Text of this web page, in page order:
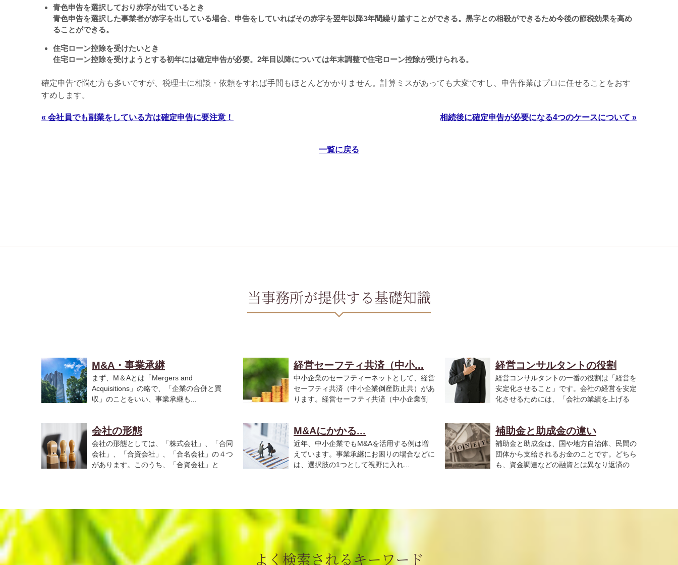
青色申告を選択しており赤字が出ているとき
青色申告を選択した事業者が赤字を出している場合、申告をしていればその赤字を翌年以降3年間繰り越すことができる。黒字との相殺ができるため今後の節税効果を高め
ることができる。
住宅ローン控除を受けたいとき
住宅ローン控除を受けようとする初年には確定申告が必要。 2年目以降については年末調整で住宅ローン控除が受けられる。
確定申告で悩む方も多いですが、税理士に相談・依頼をすれば手間もほとんどかかりません。計算ミスがあっても大変ですし、申告作業はプロに任せることをおす
すめします。
« 会社員でも副業をしている方は確定申告に要注意！ 相続後に確定申告が必要になる4つのケースについて »
一覧に戻る
当事務所が提供する基礎知識
M&A・事業承継
まず、M＆Aとは「Mergers and
Acquisitions」の略で、「企業の合併と買
収」のことをいい、事業承継も...
経営セーフティ共済（中小...
中小企業のセーフティーネットとして、経営
セーフティ共済（中小企業倒産防止共）があ
ります。経営セーフティ共済（中小企業倒
経営コンサルタントの役割
経営コンサルタントの一番の役割は「経営を
安定化させること」です。会社の経営を安定
化させるためには、「会社の業績を上げる
会社の形態
会社の形態としては、「株式会社」、「合同
会社」、「合資会社」、「合名会社」の４つ
があります。このうち、「合資会社」と
M&Aにかかる...
近年、中小企業でもM&Aを活用する例は増
えています。事業承継にお困りの場合などに
は、選択肢の1つとして視野に入れ...
補助金と助成金の違い
補助金と助成金は、国や地方自治体、民間の
団体から支給されるお金のことです。どちら
も、資金調達などの融資とは異なり返済の
よく検索されるキーワード